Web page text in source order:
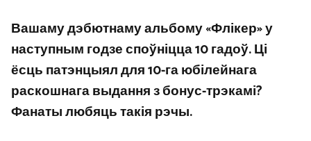
Вашаму дэбютнаму альбому «Флікер» у
наступным годзе споўніцца 10 гадоў. Ці
ёсць патэнцыял для 10-га юбілейнага
раскошнага выдання з бонус-трэкамі?
Фанаты любяць такія рэчы.